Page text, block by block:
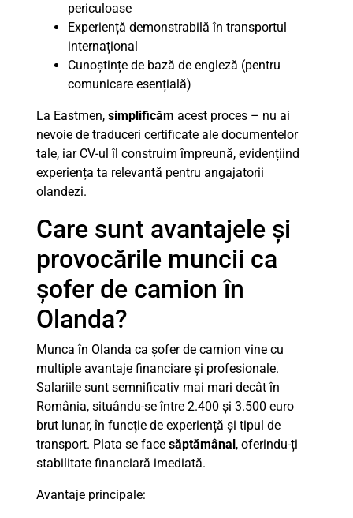
periculoase
Experiență demonstrabilă în transportul
internațional
Cunoștințe de bază de engleză (pentru
comunicare esențială)
La Eastmen, simplificăm acest proces – nu ai
nevoie de traduceri certificate ale documentelor
tale, iar CV-ul îl construim împreună, evidențiind
experiența ta relevantă pentru angajatorii
olandezi.
Care sunt avantajele și
provocările muncii ca
șofer de camion în
Olanda?
Munca în Olanda ca șofer de camion vine cu
multiple avantaje financiare și profesionale.
Salariile sunt semnificativ mai mari decât în
România, situându-se între 2.400 și 3.500 euro
brut lunar, în funcție de experiență și tipul de
transport. Plata se face săptămânal, oferindu-ți
stabilitate financiară imediată.
Avantaje principale: